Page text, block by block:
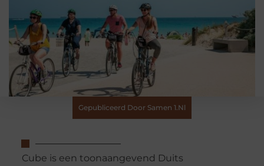
Gepubliceerd Door Samen 1.nl
Cube is een toonaangevend Duits